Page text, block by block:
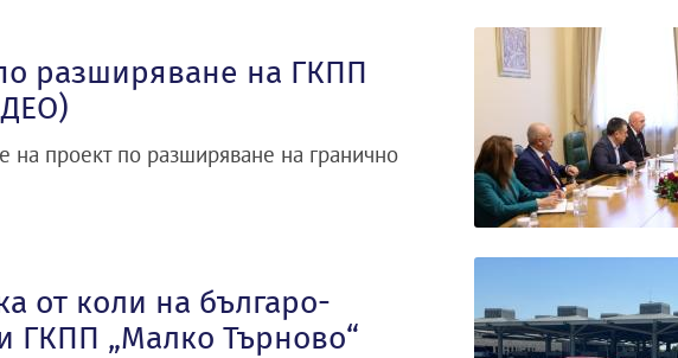
разширяване на ГКПП
на проект по разширяване на гранично
от коли на българо-
ГКПП „Малко Търново“